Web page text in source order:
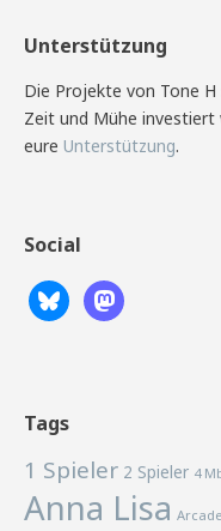
Unterstützung
Die Projekte von Tone
Zeit und Mühe investiert
eure Unterstützung.
Social
Tags
1 Spieler 2 Spieler 4
Anna Lisa Arcade